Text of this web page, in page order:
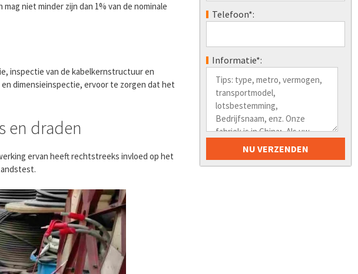
niet minder zijn dan 1% van de nominale
inspectie van de kabelkernstructuur en
dimensieinspectie, ervoor te zorgen dat het
en draden
ervan heeft rechtstreeks invloed op het
Telefoon*:
Informatie*: